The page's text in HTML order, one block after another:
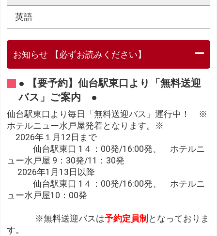
英語
お知らせ 【必ずお読みください】
● 【要予約】仙台駅東口より「無料送迎
バス」ご案内 ●
仙台駅東口より毎日「無料送迎バス」運行中！ ※
ホテルニュー水戸屋発着となります。※
2026年１月12日まで
仙台駅東口 1４：00発/16:00発、 ホテルニ
ュー水戸屋 9：30発/11：30発
2026年1月13日以降
仙台駅東口 1４：00発/16:00発、 ホテルニ
ュー水戸屋10：00発
※無料送迎バスは予約定員制 となっておりま
す。